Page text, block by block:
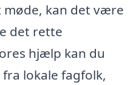
kan det være
det rette
hjælp kan du
lokale fagfolk,